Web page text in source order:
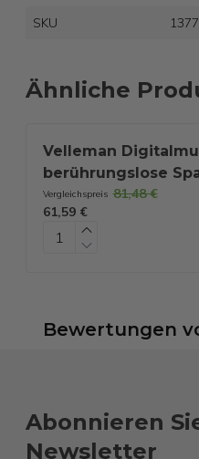
SKU
Ähnliche
Velleman
berührungslose
mit REL-Funktion,
Messung von AC/
Spannung,
Vergleichspreis 81,48 €
61,59 €
Bewertungen
Abonnieren
Newsletter